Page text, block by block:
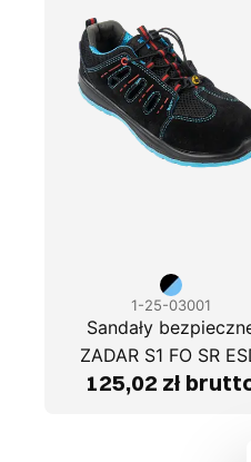
1-25-03001
Sandały
ZADAR S1 FO SR
125,02 zł